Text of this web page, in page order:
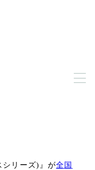
シリーズ)』が全国